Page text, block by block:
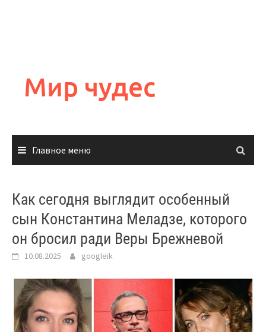
содержимому
Мир чудес
Главное меню
Как сегодня выглядит особенный
сын Константина Меладзе, которого
он бросил ради Веры Брежневой
10.08.2025 googleik